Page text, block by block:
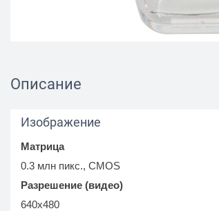
Описание
Изображение
Матрица
0.3 млн пикс., CMOS
Разрешение (видео)
640x480